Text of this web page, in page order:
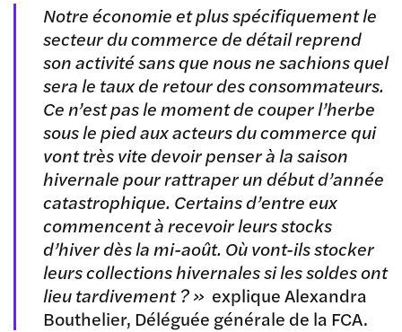
Notre économie et plus spécifiquement le
secteur du commerce de détail reprend
son activité sans que nous ne sachions quel
sera le taux de retour des consommateurs.
Ce n’est pas le moment de couper l’herbe
sous le pied aux acteurs du commerce qui
vont très vite devoir penser à la saison
hivernale pour rattraper un début d’année
catastrophique. Certains d’entre eux
commencent à recevoir leurs stocks
d’hiver dès la mi-août. Où vont-ils stocker
leurs collections hivernales si les soldes ont
lieu tardivement ? » explique Alexandra
Bouthelier, Déléguée générale de la FCA.